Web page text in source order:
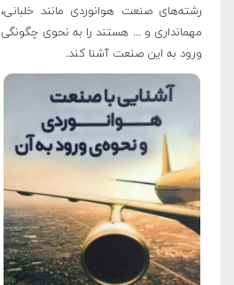
رشته‌های صنعت هوانوردی مانند خلبانی،
مهمانداری و ... هستند را به نحوی چگونگی
ورود به این صنعت آشنا کند.